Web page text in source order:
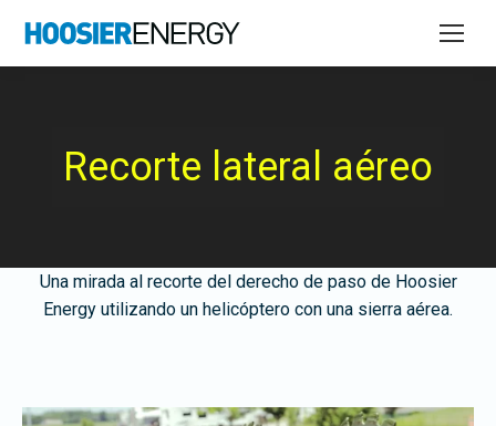
Recorte lateral aéreo
Una mirada al recorte del derecho de paso de Hoosier
Energy utilizando un helicóptero con una sierra aérea.